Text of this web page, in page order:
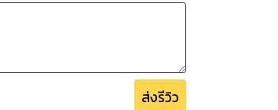
ส่งรีวิว